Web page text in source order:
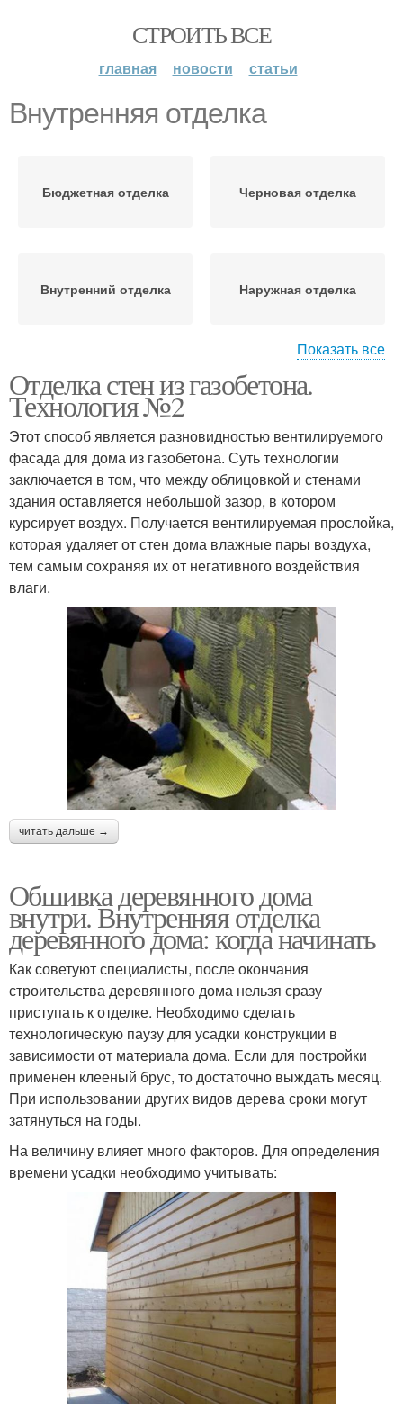
СТРОИТЬ ВСЕ
главная новости статьи
Внутренняя отделка
Бюджетная отделка Черновая отделка
Внутренний отделка Наружная отделка
Внутренний обшивка
внутренней отделке
Отделки для кухонных
стен
Гранит для отделки
Панели для отделки
Панели для внутренней
Отделки под кирпич
Панели для наружной
отделки
Внешняя отделка
Показать все
Отделка стен из газобетона.
Технология №2
Этот способ является разновидностью вентилируемого
фасада для дома из газобетона. Суть технологии
заключается в том, что между облицовкой и стенами
здания оставляется небольшой зазор, в котором
курсирует воздух. Получается вентилируемая прослойка,
которая удаляет от стен дома влажные пары воздуха,
тем самым сохраняя их от негативного воздействия
влаги.
читать дальше →
Обшивка деревянного дома
внутри. Внутренняя отделка
деревянного дома: когда начинать
Как советуют специалисты, после окончания
строительства деревянного дома нельзя сразу
приступать к отделке. Необходимо сделать
технологическую паузу для усадки конструкции в
зависимости от материала дома. Если для постройки
применен клееный брус, то достаточно выждать месяц.
При использовании других видов дерева сроки могут
затянуться на годы.
На величину влияет много факторов. Для определения
времени усадки необходимо учитывать: